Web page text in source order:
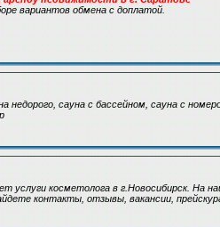
вариантов обмена с доплатой.
недорого, сауна с бассейном, сауна с
услуги косметолога в г.Новосибирск. На
контакты, отзывы, вакансии,